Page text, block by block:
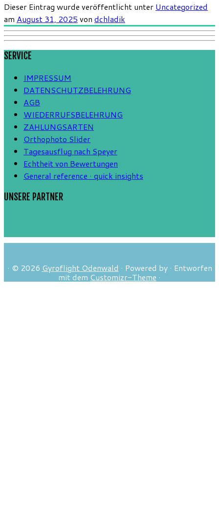
Dieser Eintrag wurde veröffentlicht unter Uncategorized
am August 31, 2025 von dchladik
SERVICE
IMPRESSUM
DATENSCHUTZBELEHRUNG
AGB
WIEDERRUFSBELEHRUNG
ZAHLUNGSARTEN
Orthophoto Slider
Tagesausflug nach Speyer
Echtheit von Bewertungen
General reference · quick insights
UNSERE PARTNER
· © 2026 Gyroflight Odenwald · Powered by · Entworfen
mit dem Customizr-Theme ·